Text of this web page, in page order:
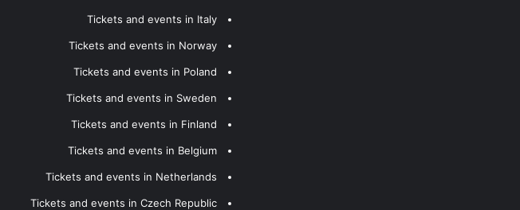
Tickets and events in Italy
Tickets and events in Norway
Tickets and events in Poland
Tickets and events in Sweden
Tickets and events in Finland
Tickets and events in Belgium
Tickets and events in Netherlands
Tickets and events in Czech Republic